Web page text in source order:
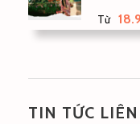
Từ
TIN TỨC